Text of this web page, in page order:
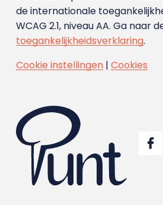
de internationale
WCAG 2.1, niveau AA. Ga naar
toegankelijkheidsverklaring.
Cookie instellingen| Cookies